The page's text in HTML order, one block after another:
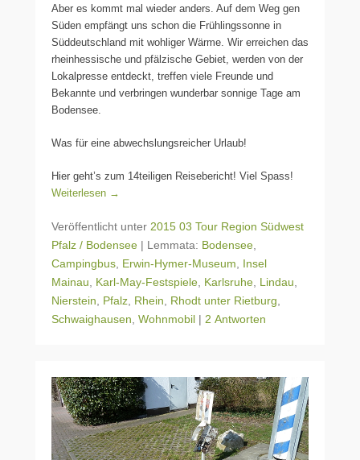
Aber es kommt mal wieder anders. Auf dem Weg gen
Süden empfängt uns schon die Frühlingssonne in
Süddeutschland mit wohliger Wärme. Wir erreichen das
rheinhessische und pfälzische Gebiet, werden von der
Lokalpresse entdeckt, treffen viele Freunde und
Bekannte und verbringen wunderbar sonnige Tage am
Bodensee.
Was für eine abwechslungsreicher Urlaub!
Hier geht’s zum 14teiligen Reisebericht! Viel Spass!
Weiterlesen →
Veröffentlicht unter 2015 03 Tour Region Südwest
Pfalz / Bodensee | Lemmata: Bodensee
Campingbus Erwin-Hymer-Museum
Insel
Mainau
Karl-May-Festspiele Karlsruhe Lindau
Nierstein
Pfalz Rhein Rhodt unter Rietburg
Schwaighausen Wohnmobil | 2 Antworten